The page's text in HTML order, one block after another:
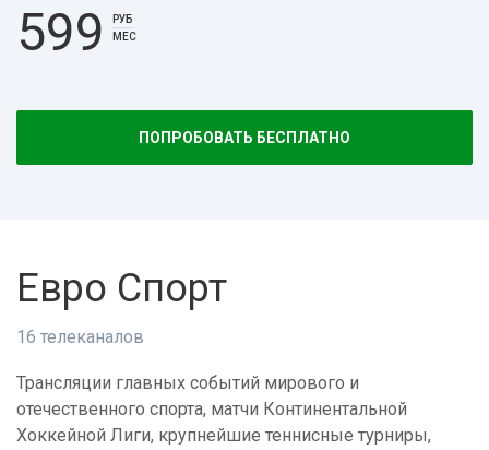
599
РУБ
МЕС
ПОПРОБОВАТЬ БЕСПЛАТНО
Евро Спорт
16 телеканалов
Трансляции главных событий мирового и
отечественного спорта, матчи Континентальной
Хоккейной Лиги, крупнейшие теннисные турниры,